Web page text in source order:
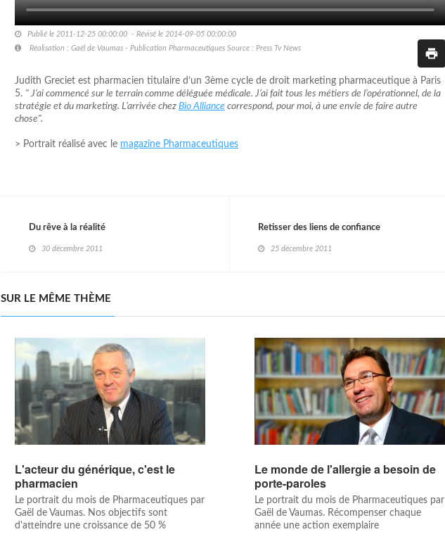
Publié le 2011-12-25 00:00:00 - Révisé le 2014-09-05 00:00:00
Réalisation : Gaël de Vaumas - Publication Pharmaceutiques Source : Press Tv News
Judith Greciet est pharmacien titulaire d’un 3ème cycle de droit marketing pharmaceutique à Paris
5. " J’ai commencé sur le terrain comme déléguée médicale. J’ai fait tous les métiers de l’opérationnel, de la
stratégie et du marketing. L’arrivée chez Bio Alliance correspond, pour moi, à une envie de faire autre
chose".
> Portrait réalisé avec le magazine Pharmaceutiques
Retisser des liens de confiance
25 décembre 2011
Du rêve à la réalité
30 décembre 2011
SUR LE MÊME THÈME
L'acteur du générique, c'est le
pharmacien
Le portrait du mois de Pharmaceutiques par
Gaël de Vaumas. Nos objectifs sont
d'atteindre une croissance de 50 %
Le monde de l'allergie a besoin de
porte-paroles
Le portrait du mois de Pharmaceutiques par
Gaël de Vaumas. Récompenser chaque
année une action exemplaire